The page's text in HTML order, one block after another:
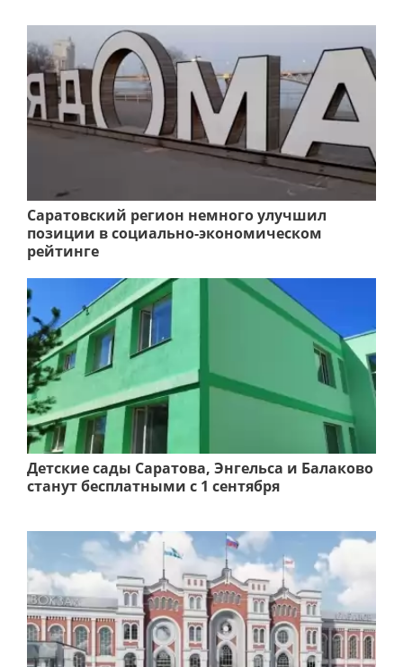
Саратовский регион немного улучшил
позиции в социально-экономическом
рейтинге
Детские сады Саратова, Энгельса и Балаково
станут бесплатными с 1 сентября